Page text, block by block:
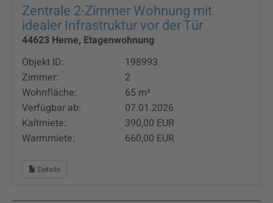
Zentrale 2-Zimmer Wohnung mit
idealer Infrastruktur vor der Tür
44623 Herne, Etagenwohnung
Objekt ID:
198993
Zimmer:
2
Wohnfläche:
65 m²
Verfügbar ab:
07.01.2026
Kaltmiete:
390,00 EUR
Warmmiete:
660,00 EUR
Details